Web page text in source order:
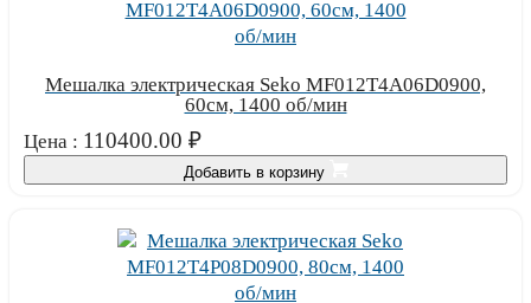
Мешалка электрическая Seko MF012T4A06D0900,
60см, 1400 об/мин
Цена : 110400.00 ₽
Добавить в корзину